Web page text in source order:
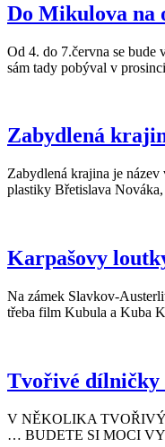
Do Mikulova na
Od 4. do 7.června se
sám tady pobýval v
Zabydlená
Zabydlená krajina je
plastiky Břetislava
Karpašovy
Na zámek Slavkov-
třeba film Kubula a Kuba
Tvořivé dílničky
V NĚKOLIKA
… BUDETE SI MOCI